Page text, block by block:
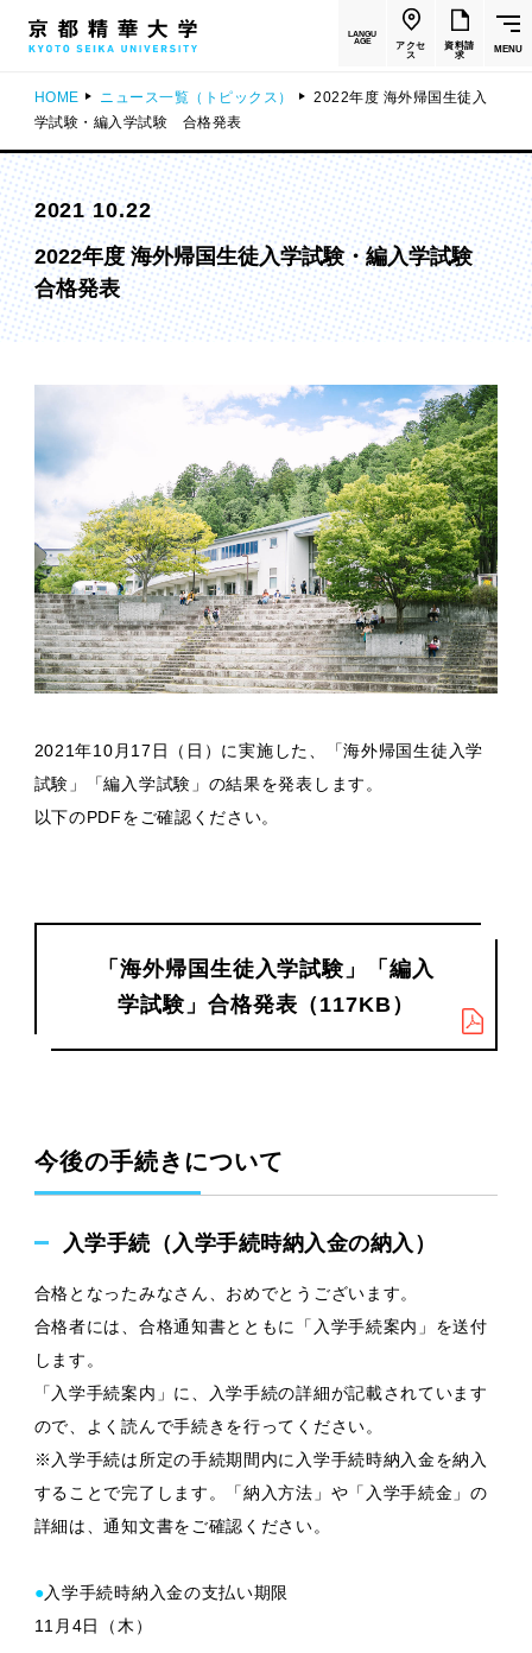
LANGU
AGE
アクセ
ス
資料請
求
MENU
HOME ニュース一覧（トピックス）
2022年度 海外帰国⽣徒⼊
学試験・編⼊学試験 合格発表
2021 10.22
2022年度 海外帰国⽣徒⼊学試験・編⼊学試験
合格発表
2021年10月17日（日）に実施した、「海外帰国⽣徒⼊学
試験」「編⼊学試験」の結果を発表します。
以下のPDFをご確認ください。
「海外帰国⽣徒⼊学試験」「編⼊
学試験」合格発表（117KB）
今後の手続きについて
入学手続（入学手続時納入金の納入）
合格となったみなさん、おめでとうございます。
合格者には、合格通知書とともに「入学手続案内」を送付
します。
「入学手続案内」に、入学手続の詳細が記載されています
ので、よく読んで手続きを行ってください。
※入学手続は所定の手続期間内に入学手続時納入金を納入
することで完了します。「納入方法」や「入学手続金」の
詳細は、通知文書をご確認ください。
●入学手続時納入金の支払い期限
11月4日（木）